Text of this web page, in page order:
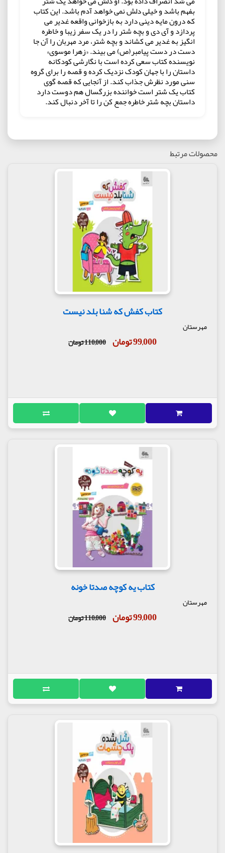
بفهم باشد و خیلی دلش نمی خواهد آدم باشد. این کتاب
که درون مایه دینی دارد به بازخوانی واقعه غدیر می
پردازد و آی دی و بچه شتر را در یک سفر زیبا و خاطره
انگیز به غدیر می کشاند و بچه شتر، مرد مهربان را آن جا
دست در دست پیامبر(ص) می بیند. «زهرا موسوی»
نویسنده کتاب سعی کرده است با نگارشی کودکانه
داستان را با جهان کودک نزدیک کرده و قصه را برای گروه
سنی مورد نظرش جذاب کند. از آنجایی که قصه گوی
کتاب یک شتر است خواننده بزرگسال هم دوست دارد
داستان بچه شتر خاطره جمع کن را تا آخر دنبال کند.
محصولات مرتبط
کتاب کفش که شنا بلد نیست
مهرستان
99,000 تومان 110,000 تومان
کتاب یه کوچه صدتا خونه
مهرستان
99,000 تومان 110,000 تومان